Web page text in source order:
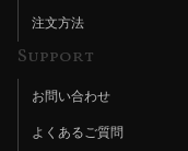
注文方法
Support
お問い合わせ
よくあるご質問